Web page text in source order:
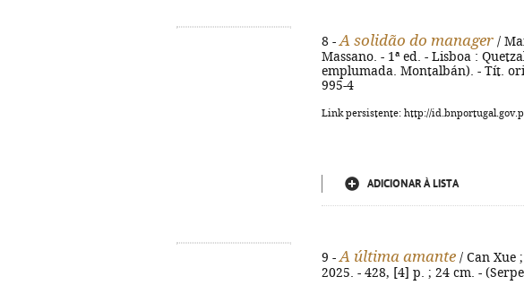
8 - A solidão do manager /
Massano. - 1ª ed. - Lisboa :
emplumada. Montalbán). - Tít.
995-4
Link persistente: http://
ADICIONAR À LISTA
9 - A última amante / Can Xue
2025. - 428, [4] p. ; 24 cm. -